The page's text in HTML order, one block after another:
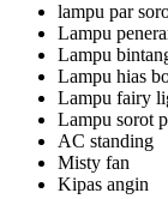
lampu par
Lampu
Lampu
Lampu hias
Lampu fairy
Lampu sorot
AC standing
Misty fan
Kipas angin